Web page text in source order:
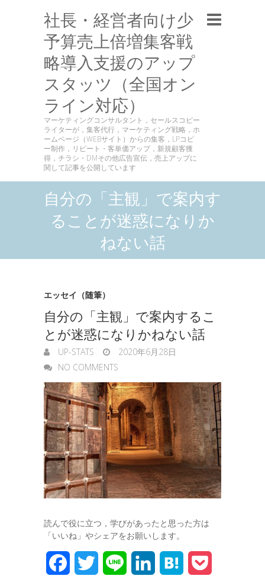
社長・経営者向け少
予算売上倍増集客戦
略導入支援のアップ
スタッツ（全国オン
ライン対応）
マーケティングコンサルタント，セールスコピー
ライターが，集客代行，マーケティング戦略，ホ
ームページ（WEBサイト）からの集客，LPコピ
ー制作，リピート・客単価アップ，新規顧客獲
得，チラシ・DMその他広告宣伝，売上アップに
関して記事を公開しています
自分の「主観」で案内す
ることが迷惑になりか
ねない話
エッセイ（随筆）
自分の「主観」で案内するこ
とが迷惑になりかねない話
UP-STATS
2020年6月28日
NO COMMENTS
読んで役に立つ，学びがあったと思った方は
「いいね」やシェアをお願いします。